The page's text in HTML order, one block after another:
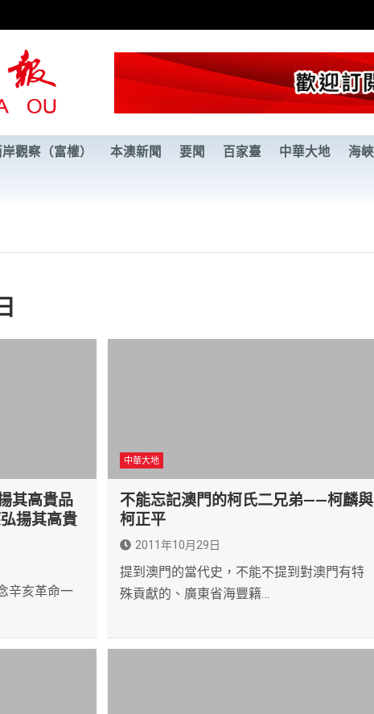
觀察（富權） 本澳新聞 要聞 百家臺 中華大地 海
其高貴品
揚其高貴
辛亥革命一
中華大地
不能忘記澳門的柯氏二兄弟——柯麟與
柯正平
2011年10月29日
提到澳門的當代史，不能不提到對澳門有特
殊貢獻的、廣東省海豐籍…